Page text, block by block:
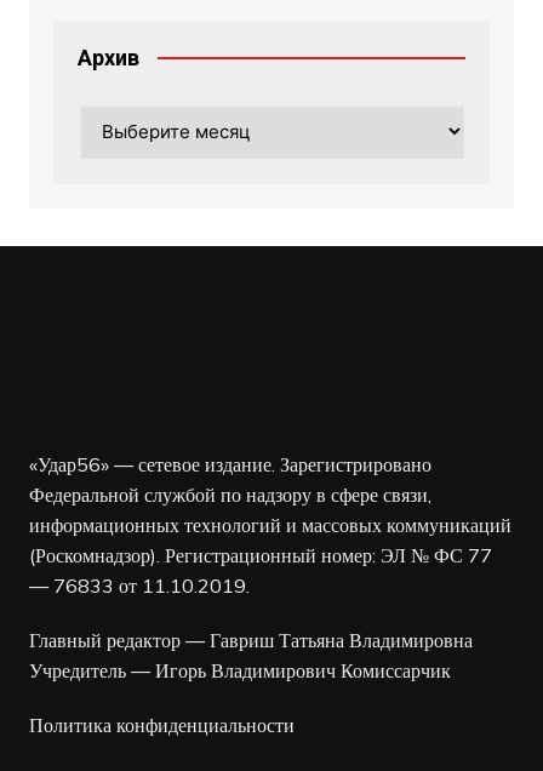
Архив
«Удар56» — сетевое издание. Зарегистрировано
Федеральной службой по надзору в сфере связи,
информационных технологий и массовых коммуникаций
(Роскомнадзор). Регистрационный номер: ЭЛ № ФС 77
— 76833 от 11.10.2019.
Главный редактор — Гавриш Татьяна Владимировна
Учредитель — Игорь Владимирович Комиссарчик
Политика конфиденциальности